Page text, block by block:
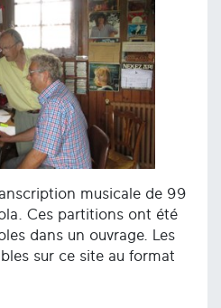
musicale de 99
Ces partitions ont été
dans un ouvrage. Les
sur ce site au format